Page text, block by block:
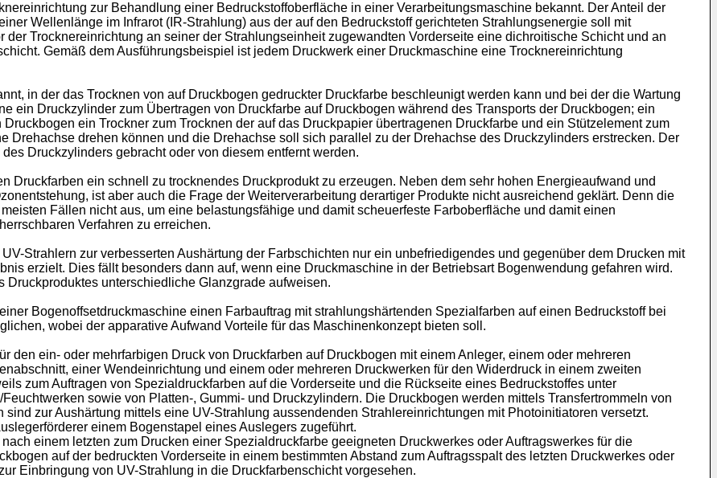
zur Behandlung einer Bedruckstoffoberfläche in einer Verarbeitungsmaschine bekannt. Der Anteil der
Wellenlänge im Infrarot (IR-Strahlung) aus der auf den Bedruckstoff gerichteten Strahlungsenergie soll mit
Trocknereinrichtung an seiner der Strahlungseinheit zugewandten Vorderseite eine dichroitische Schicht und an
Gemäß dem Ausführungsbeispiel ist jedem Druckwerk einer Druckmaschine eine Trocknereinrichtung
in der das Trocknen von auf Druckbogen gedruckter Druckfarbe beschleunigt werden kann und bei der die Wartung
ein Druckzylinder zum Übertragen von Druckfarbe auf Druckbogen während des Transports der Druckbogen; ein
ein Trockner zum Trocknen der auf das Druckpapier übertragenen Druckfarbe und ein Stützelement zum
Drehachse drehen können und die Drehachse soll sich parallel zu der Drehachse des Druckzylinders erstrecken. Der
Druckzylinders gebracht oder von diesem entfernt werden.
Druckfarben ein schnell zu trocknendes Druckprodukt zu erzeugen. Neben dem sehr hohen Energieaufwand und
ist aber auch die Frage der Weiterverarbeitung derartiger Produkte nicht ausreichend geklärt. Denn die
Fällen nicht aus, um eine belastungsfähige und damit scheuerfeste Farboberfläche und damit einen
Verfahren zu erreichen.
Strahlern zur verbesserten Aushärtung der Farbschichten nur ein unbefriedigendes und gegenüber dem Drucken mit
erzielt. Dies fällt besonders dann auf, wenn eine Druckmaschine in der Betriebsart Bogenwendung gefahren wird.
unterschiedliche Glanzgrade aufweisen.
Bogenoffsetdruckmaschine einen Farbauftrag mit strahlungshärtenden Spezialfarben auf einen Bedruckstoff bei
wobei der apparative Aufwand Vorteile für das Maschinenkonzept bieten soll.
den ein- oder mehrfarbigen Druck von Druckfarben auf Druckbogen mit einem Anleger, einem oder mehreren
einer Wendeinrichtung und einem oder mehreren Druckwerken für den Widerdruck in einem zweiten
zum Auftragen von Spezialdruckfarben auf die Vorderseite und die Rückseite eines Bedruckstoffes unter
sowie von Platten-, Gummi- und Druckzylindern. Die Druckbogen werden mittels Transfertrommeln von
zur Aushärtung mittels eine UV-Strahlung aussendenden Strahlereinrichtungen mit Photoinitiatoren versetzt.
einem Bogenstapel eines Auslegers zugeführt.
einem letzten zum Drucken einer Spezialdruckfarbe geeigneten Druckwerkes oder Auftragswerkes für die
auf der bedruckten Vorderseite in einem bestimmten Abstand zum Auftragsspalt des letzten Druckwerkes oder
Einbringung von UV-Strahlung in die Druckfarbenschicht vorgesehen.